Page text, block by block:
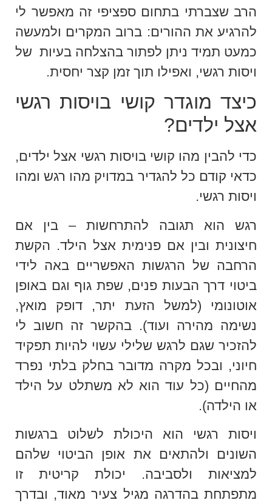
הרב שצברתי בתחום ספציפי זה מאפשר לי
להרגיע את ההורים: ברוב המקרים ולמעשה
כמעט תמיד ניתן לפתור בהצלחה בעיות של
ויסות רגשי, ואפילו תוך זמן קצר יחסית.
כיצד מוגדר קושי בויסות רגשי
אצל ילדים?
כדי להבין מהו קושי בויסות רגשי אצל ילדים,
כדאי קודם כל להגדיר במדויק מהו רגש ומהו
ויסות רגשי.
רגש הוא תגובה להתרחשות – בין אם
חיצונית ובין אם פנימית אצל הילד. הקשת
הרחבה של הרגשות האפשריים באה לידי
ביטוי דרך הבעות פנים, שפת גוף וגם באופן
אוטונומי (למשל הזעת יתר, דופק מואץ,
נשימה מהירה ועוד). בהקשר זה חשוב לי
להזכיר שגם לרגש שלילי עשוי להיות תפקיד
חיוני, ובכל מקרה מדובר בחלק בלתי נפרד
מהחיים (כל עוד הוא לא משתלט על הילד
או הילדה).
ויסות רגשי הוא היכולת לשלוט ברגשות
השונים ולהתאים את אופן הביטוי שלהם
למציאות ולסביבה. יכולת קריטית זו
מתפתחת בהדרגה מגיל צעיר מאוד, ובדרך